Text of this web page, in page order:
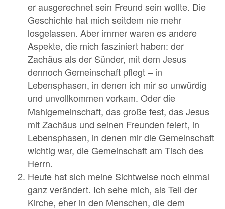
er ausgerechnet sein Freund sein wollte. Die
Geschichte hat mich seitdem nie mehr
losgelassen. Aber immer waren es andere
Aspekte, die mich fasziniert haben: der
Zachäus als der Sünder, mit dem Jesus
dennoch Gemeinschaft pflegt – in
Lebensphasen, in denen ich mir so unwürdig
und unvollkommen vorkam. Oder die
Mahlgemeinschaft, das große fest, das Jesus
mit Zachäus und seinen Freunden feiert, in
Lebensphasen, in denen mir die Gemeinschaft
wichtig war, die Gemeinschaft am Tisch des
Herrn.
Heute hat sich meine Sichtweise noch einmal
ganz verändert. Ich sehe mich, als Teil der
Kirche, eher in den Menschen, die dem